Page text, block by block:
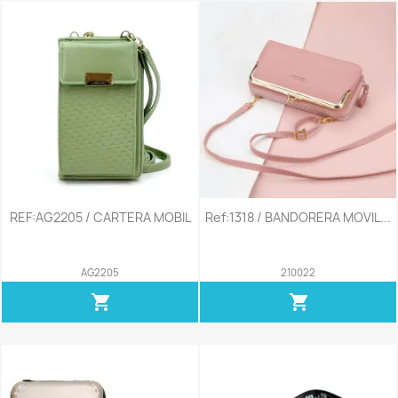
REF:AG2205 / CARTERA MOBIL
AG2205
shopping_cart
Ref:1318 / BANDORERA MOVIL...
210022
shopping_cart